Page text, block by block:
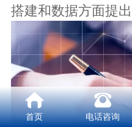
搭建和数据方面提
首页 电话咨询